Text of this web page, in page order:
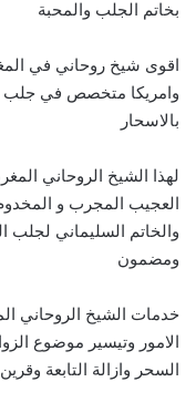
بخاتم الجلب والمحبة
اقوى شيخ روحاني في
وامريكا متخصص في جلب
بالاسحار
لهذا الشيخ الروحاني
العجيب المجرب و المخدوم
والخاتم السليماني
ومضمون
خدمات الشيخ الروحاني
الامور وتيسير موضوع
السحر وازالة التابعة